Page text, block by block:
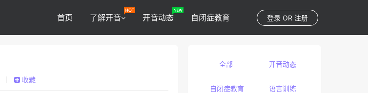
登录 OR 注册
首页 了解开音 开音动态 自闭症教育
收藏
全部 开音动态
自闭症教育 语言训练